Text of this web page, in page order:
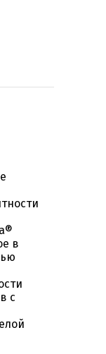
в
с